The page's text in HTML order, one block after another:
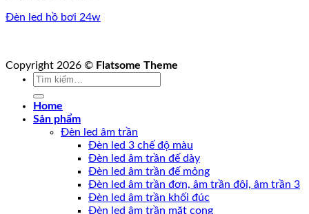
Đèn led hồ bơi 24w
Copyright 2026 © Flatsome Theme
Tìm
Home
Sản phẩm
Đèn led âm trần
Đèn led 3 chế độ màu
Đèn led âm trần đế dày
Đèn led âm trần đế mỏng
Đèn led âm trần đơn, âm trần đôi, âm trần 3
Đèn led âm trần khối đúc
Đèn led âm trần mặt cong